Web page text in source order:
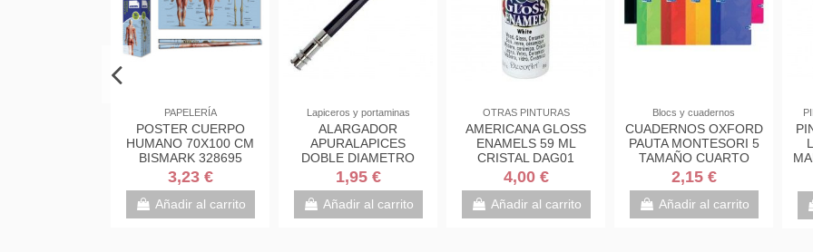
PAPELERÍA
POSTER CUERPO
HUMANO 70X100 CM
BISMARK 328695
3,23 €
Añadir al carrito
Lapiceros y portaminas
ALARGADOR
APURALAPICES
DOBLE DIAMETRO
1,95 €
Añadir al carrito
OTRAS PINTURAS
AMERICANA GLOSS
ENAMELS 59 ML
CRISTAL DAG01
BLANCO
4,00 €
Añadir al carrito
Blocs y cuadernos
CUADERNOS OXFORD
PAUTA MONTESORI 5
TAMAÑO CUARTO
2,15 €
Añadir al carrito